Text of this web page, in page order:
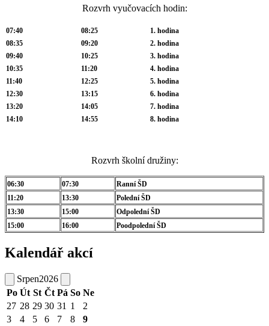
Rozvrh vyučovacích hodin:
07:40 08:25
1. hodina
08:35
09:20
2. hodina
09:40
10:25
3. hodina
10:35
11:20
4. hodina
11:40
12:25
5. hodina
12:30
13:15
6. hodina
13:20
14:05
7. hodina
14:10
14:55 8. hodina
Rozvrh školní družiny:
06:30 07:30
Ranní ŠD
11:20
13:30
Polední ŠD
13:30
15:00
Odpolední ŠD
15:00
16:00 Poodpolední ŠD
Kalendář akcí
Srpen2026
Po Út St Čt Pá So Ne
27 28 29 30 31 1
2
3
4 5 6 7 8
9